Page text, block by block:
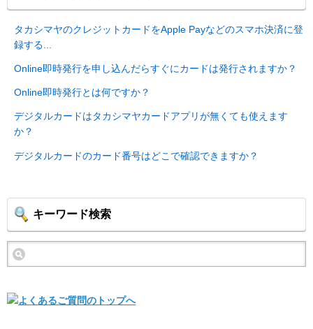
タカシマヤのクレジットカードをApple Payなどのスマホ決済に登
録する...
Online即時発行を申し込んだらすぐにカードは発行されますか？
Online即時発行とは何ですか？
デジタルカードはタカシマヤカードアプリが無くても使えます
か？
デジタルカードのカード番号はどこで確認できますか？
キーワード検索